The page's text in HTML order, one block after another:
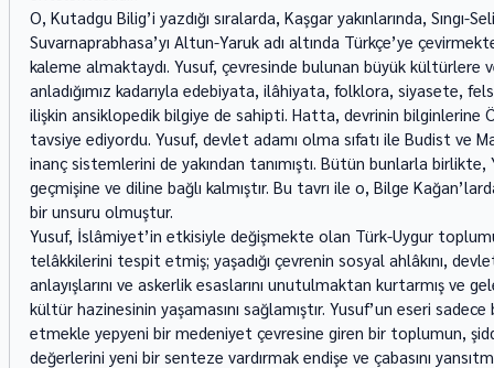
O, Kutadgu Bilig’i yazdığı sıralarda, Kaşgar yakınlarında, Sıngı-
Suvarnaprabhasa’yı Altun-Yaruk adı altında Türkçe’ye
kaleme almaktaydı. Yusuf, çevresinde bulunan büyük kültürlere
anladığımız kadarıyla edebiyata, ilâhiyata, folklora, siyasete,
ilişkin ansiklopedik bilgiye de sahipti. Hatta, devrinin
tavsiye ediyordu. Yusuf, devlet adamı olma sıfatı ile Budist ve
inanç sistemlerini de yakından tanımıştı. Bütün bunlarla
geçmişine ve diline bağlı kalmıştır. Bu tavrı ile o, Bilge
bir unsuru olmuştur.
Yusuf, İslâmiyet’in etkisiyle değişmekte olan Türk-Uygur
telâkkilerini tespit etmiş; yaşadığı çevrenin sosyal ahlâkını,
anlayışlarını ve askerlik esaslarını unutulmaktan kurtarmış ve
kültür hazinesinin yaşamasını sağlamıştır. Yusuf’un eseri
etmekle yepyeni bir medeniyet çevresine giren bir toplumun,
değerlerini yeni bir senteze vardırmak endişe ve çabasını